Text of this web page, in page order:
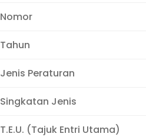
Nomor
Tahun
Jenis Peraturan
Singkatan Jenis
T.E.U. (Tajuk Entri Utama)